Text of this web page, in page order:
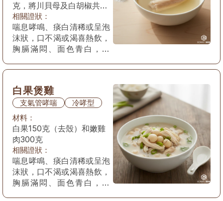
克，將川貝母及白胡椒共研
為細末，和雞蛋清一起調勻
成糊
相關證狀：
喘息哮鳴、痰白清稀或呈泡
沫狀，口不渴或渴喜熱飲，
胸膈滿悶、面色青白，舌
兼見頭痛、惡寒、發熱、無
白果煲雞
支氣管哮喘
冷哮型
材料：
白果150克（去殼）和嫩雞
肉300克
相關證狀：
喘息哮鳴、痰白清稀或呈泡
沫狀，口不渴或渴喜熱飲，
胸膈滿悶、面色青白，舌